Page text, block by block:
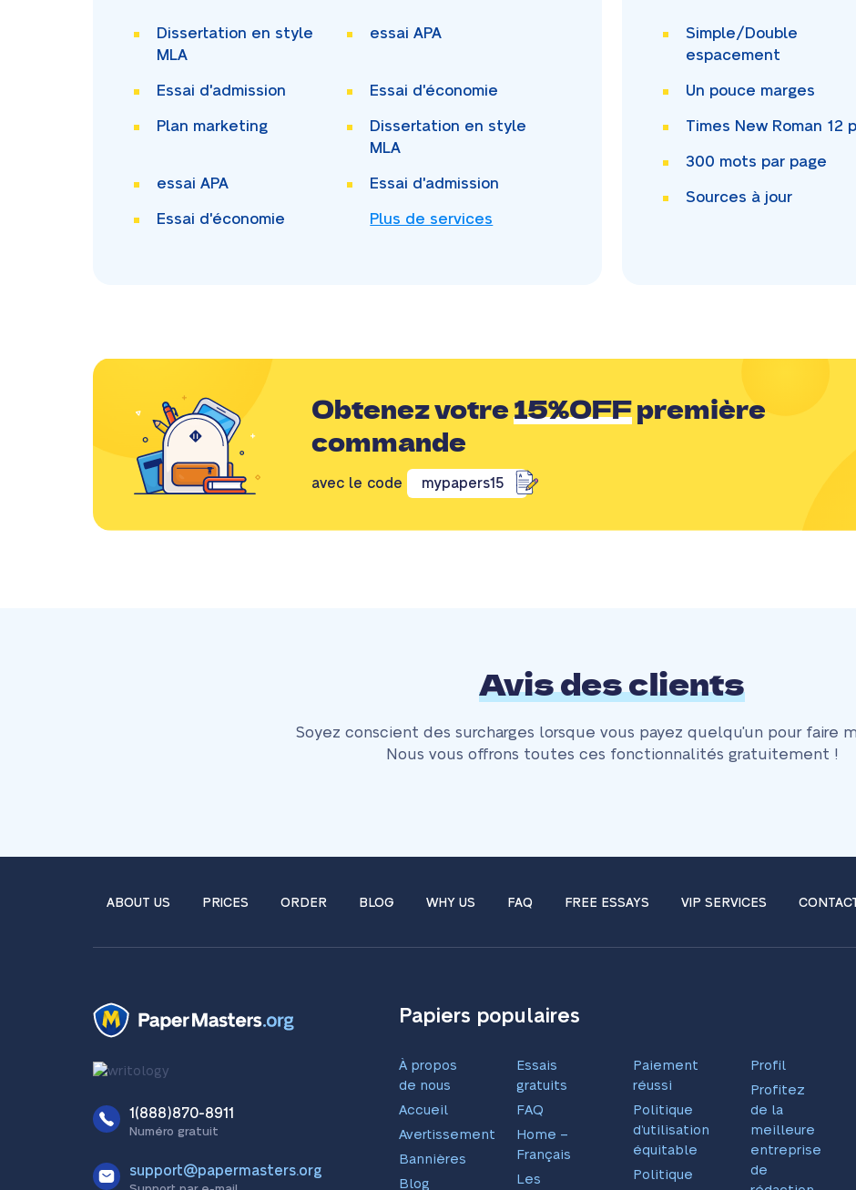
Dissertation en style
MLA
essai APA
Essai d'admission Essai d'économie
Plan marketing
Dissertation en style
MLA
essai APA Essai d'admission
Essai d'économie Plus de services
Simple/Double
espacement
Un pouce marges
Times New Roman 12
300 mots par page
Sources à jour
Obtenez votre15%OFFpremière
commande
avec le code mypapers15
Avis des clients
Soyez conscient des surcharges lorsque vous payez quelqu'un pour faire
Nous vous offrons toutes ces fonctionnalités gratuitement !
ABOUT US PRICES ORDER BLOG WHY US FAQ FREE ESSAYS VIP SERVICES
1(888)870-8911
Numéro gratuit
support@papermasters.org
Papiers populaires
À propos
de nous
Accueil
Avertissement
Bannières
Blog
Essais
gratuits
FAQ
Home –
Français
Les
Paiement
réussi
Politique
d’utilisation
équitable
Politique
Profil
Profitez
de la
meilleure
entreprise
de